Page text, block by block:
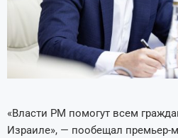
«Власти РМ помогут всем
Израиле», — пообещал премьер-